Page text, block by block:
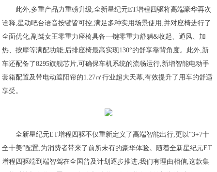
此外,多重产品力重磅升级,全新星纪元ET增程四驱将高端豪华再次
诠释,星动吧台语音按键皆可控,满足多种实用场景使用;并对座椅进行了
全面优化,副驾女王零重力座椅具备一键零重力舒躺&收起、通风、加
热、按摩等满配功能;后排座椅最高实现130°的舒享靠背角度。此外,新
车还配备了8295旗舰芯片,可确保车机系统的流畅运行,新增智能电动手
套箱配置及带电动遮阳帘的1.27㎡行业超大天幕,有效提升了用车的舒适
享受。
全新星纪元ET增程四驱不仅重新定义了高端智能出行,更以“3+7十
全十美”配置,为消费者带来了前所未有的豪华体验。随着全新星纪元ET
增程四驱端到端智驾在全国普及计划逐步推进,我们有理由相信,这款集